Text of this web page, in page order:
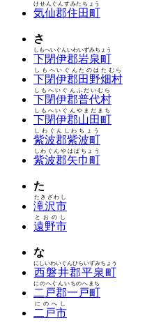
気仙郡住田町
けせんぐんすみたちょう
さ
下閉伊郡岩泉町
しもへいぐんいわいずみちょう
下閉伊郡田野畑村
しもへいぐんたのはたむら
下閉伊郡普代村
しもへいぐんふだいむら
下閉伊郡山田町
しもへいぐんやまだまち
紫波郡紫波町
しわぐんしわちょう
紫波郡矢巾町
しわぐんやはばちょう
た
滝沢市
たきざわし
遠野市
とおのし
な
西磐井郡平泉町
にしいわいぐんひらいずみちょう
二戸郡一戸町
にのへぐんいちのへまち
二戸市
にのへし